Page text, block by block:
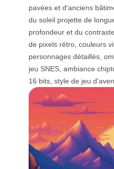
pavées et d'anciens
du soleil projette de
profondeur et du
de pixels rétro, couleurs
personnages détaillés,
jeu SNES, ambiance
16 bits, style de jeu